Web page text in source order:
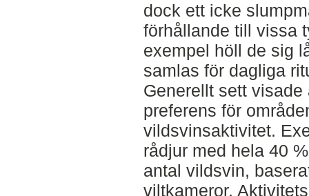
dock ett icke
förhållande till vissa
exempel höll de sig
samlas för dagliga
Generellt sett
preferens för
vildsvinsaktivitet.
rådjur med hela 40
antal vildsvin,
viltkameror.